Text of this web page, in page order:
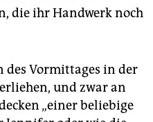
die ihr Handwerk noch
des Vormittages in der
und zwar an
„einer beliebige